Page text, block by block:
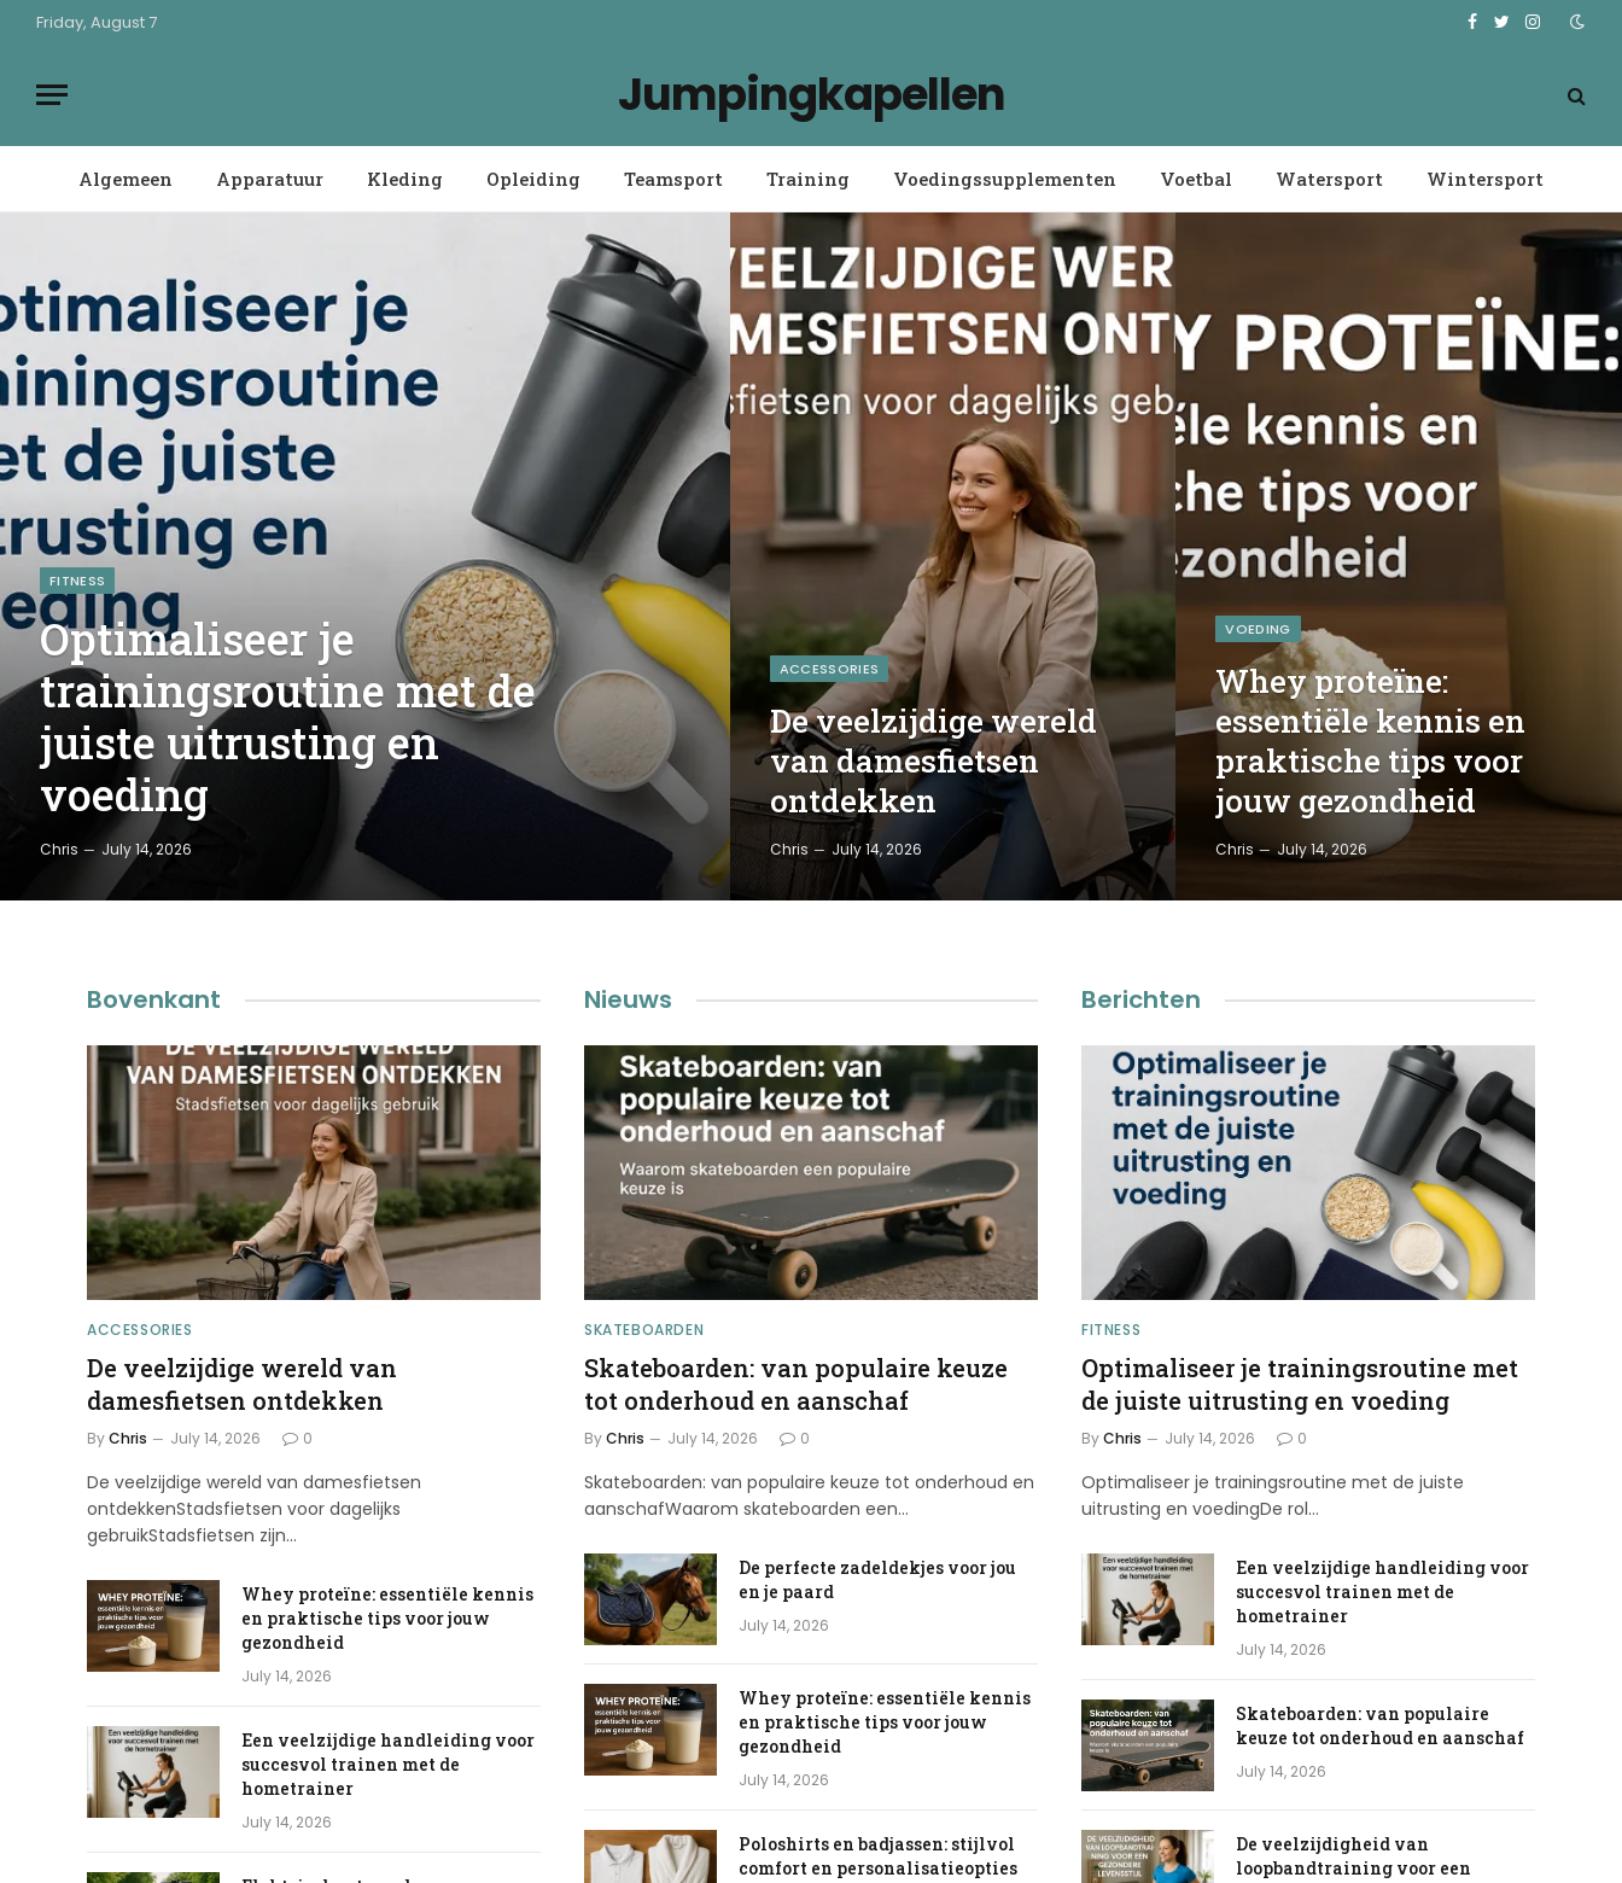
Friday, August 7 Facebook
TwitterInstagram
Jumpingkapellen
Algemeen Apparatuur Kleding Opleiding Teamsport Training Voedingssupplementen Voetbal Watersport Wintersport
FITNESS
Optimaliseer je
trainingsroutine met de
juiste uitrusting en
voeding
Chris July 14, 2026
ACCESSORIES
De veelzijdige wereld
van damesfietsen
ontdekken
Chris July 14, 2026
VOEDING
Whey proteïne:
essentiële kennis en
praktische tips voor
jouw gezondheid
Chris July 14, 2026
Bovenkant
ACCESSORIES
De veelzijdige wereld van
damesfietsen ontdekken
ByChris July 14, 2026 0
De veelzijdige wereld van damesfietsen
ontdekkenStadsfietsen voor dagelijks
gebruikStadsfietsen zijn…
Whey proteïne: essentiële kennis
en praktische tips voor jouw
gezondheid
July 14, 2026
Een veelzijdige handleiding voor
succesvol trainen met de
hometrainer
July 14, 2026
Nieuws
SKATEBOARDEN
Skateboarden: van populaire keuze
tot onderhoud en aanschaf
ByChris July 14, 2026 0
Skateboarden: van populaire keuze tot onderhoud en
aanschafWaarom skateboarden een…
De perfecte zadeldekjes voor jou
en je paard
July 14, 2026
Whey proteïne: essentiële kennis
en praktische tips voor jouw
gezondheid
July 14, 2026
Poloshirts en badjassen: stijlvol
comfort en personalisatieopties
Berichten
FITNESS
Optimaliseer je trainingsroutine met
de juiste uitrusting en voeding
ByChris July 14, 2026 0
Optimaliseer je trainingsroutine met de juiste
uitrusting en voedingDe rol…
Een veelzijdige handleiding voor
succesvol trainen met de
hometrainer
July 14, 2026
Skateboarden: van populaire
keuze tot onderhoud en aanschaf
July 14, 2026
De veelzijdigheid van
loopbandtraining voor een